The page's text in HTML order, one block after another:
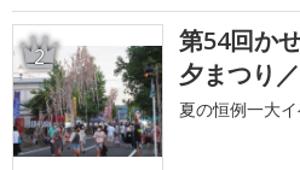
2
第54回か
夕まつり
夏の恒例一大